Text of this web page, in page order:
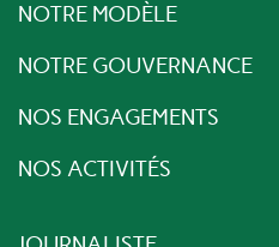
NOTRE MODÈLE
NOTRE GOUVERNANCE
NOS ENGAGEMENTS
NOS ACTIVITÉS